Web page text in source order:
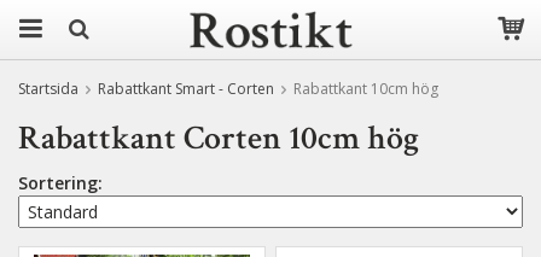
Startsida Rabattkant Smart - Corten Rabattkant 10cm hög
Rabattkant Corten 10cm hög
Sortering: